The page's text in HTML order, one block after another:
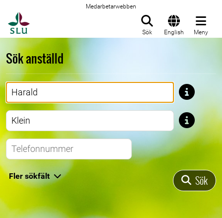
Medarbetarwebben
Sök English Meny
Sök anställd
Förnamn
Efternamn
Telefonnummer
Fler sökfält Sök